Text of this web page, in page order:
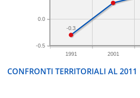
1991 2001
-0.5
0.0
-0.3
CONFRONTI TERRITORIALI AL 2011